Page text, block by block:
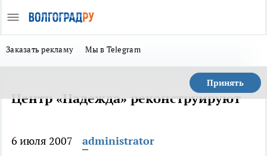
Заказать рекламу Мы в Telegram
Принять
Центр «Надежда» реконструируют
6 июля 2007
administrator